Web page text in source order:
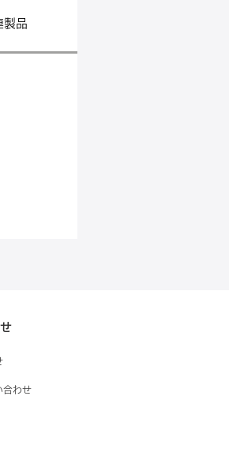
製品
合わせ